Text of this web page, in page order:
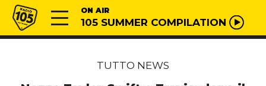
Vai al contenuto
Radio 105 ON AIR
105 SUMMER COMPILATION
TUTTO NEWS